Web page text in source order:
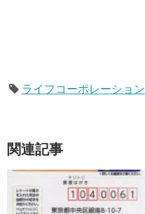
ライフコーポレーション
関連記事